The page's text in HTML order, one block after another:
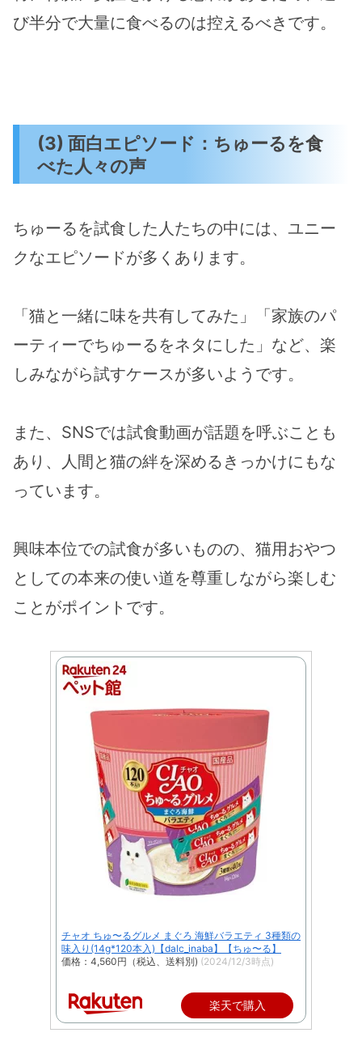
び半分で大量に食べるのは控えるべきです。
(3) 面白エピソード：ちゅーるを食
べた人々の声
ちゅーるを試食した人たちの中には、ユニー
クなエピソードが多くあります。
「猫と一緒に味を共有してみた」「家族のパ
ーティーでちゅーるをネタにした」など、楽
しみながら試すケースが多いようです​​。
また、SNSでは試食動画が話題を呼ぶことも
あり、人間と猫の絆を深めるきっかけにもな
っています。
興味本位での試食が多いものの、猫用おやつ
としての本来の使い道を尊重しながら楽しむ
ことがポイントです。
チャオ ちゅ〜るグルメ まぐろ 海鮮バラエティ 3種類の
味入り(14g*120本入)【dalc_inaba】【ちゅ〜る】
価格：4,560円（税込、送料別) (2024/12/3時点)
楽天で購入